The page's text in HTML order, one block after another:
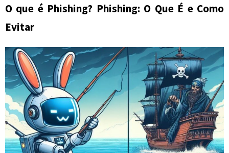
O que é Phishing? Phishing: O Que É e Como
Evitar